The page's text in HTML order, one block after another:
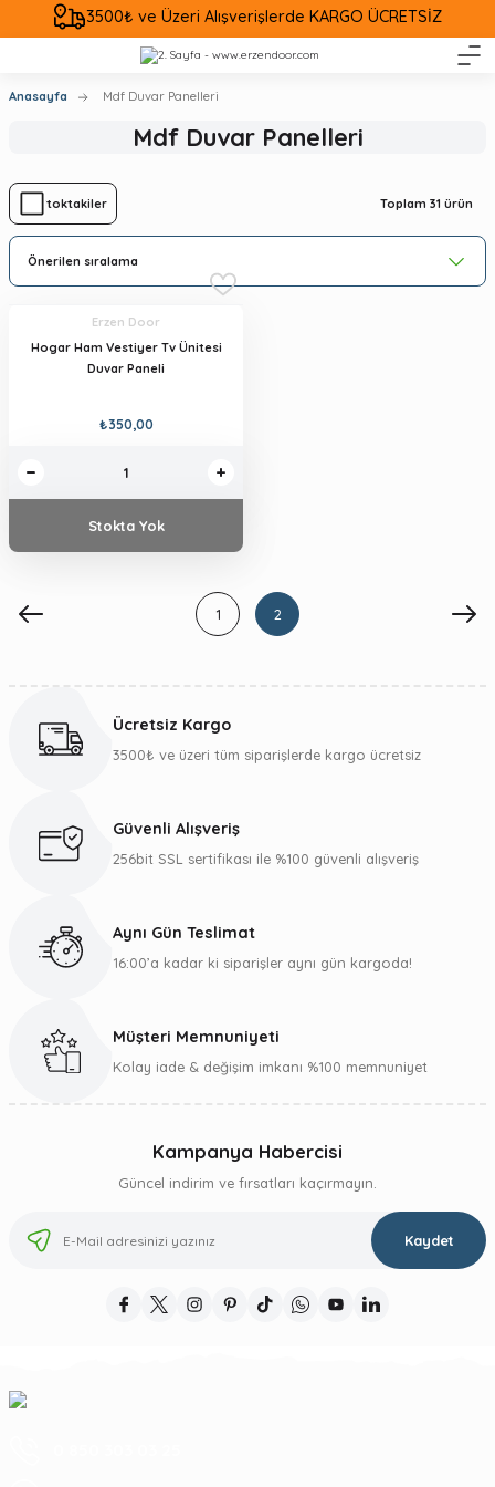
3500₺ ve Üzeri Alışverişlerde KARGO ÜCRETSİZ
Anasayfa Mdf Duvar Panelleri
Mdf Duvar Panelleri
Stoktakiler Toplam 31 ürün
Erzen Door
Hogar Ham Vestiyer Tv Ünitesi
Duvar Paneli
₺350,00
Stokta Yok
1 2
Ücretsiz Kargo
3500₺ ve üzeri tüm siparişlerde kargo ücretsiz
Güvenli Alışveriş
256bit SSL sertifikası ile %100 güvenli alışveriş
Aynı Gün Teslimat
16:00’a kadar ki siparişler aynı gün kargoda!
Müşteri Memnuniyeti
Kolay iade & değişim imkanı %100 memnuniyet
Kampanya Habercisi
Güncel indirim ve fırsatları kaçırmayın.
Kaydet